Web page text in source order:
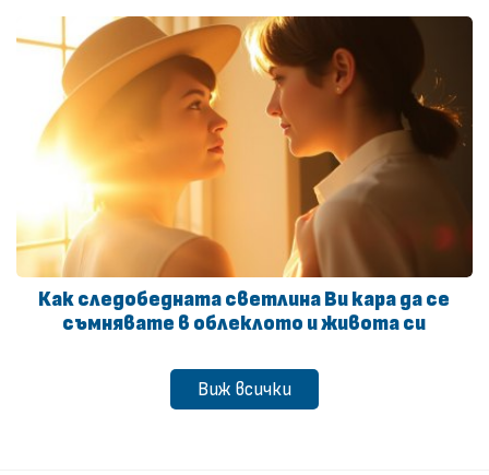
Как следобедната светлина Ви кара да се
съмнявате в облеклото и живота си
Виж всички